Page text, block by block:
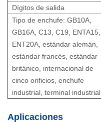
Dígitos de salida
Tipo de enchufe: GB10A,
GB16A, C13, C19, ENTA15,
ENT20A, estándar alemán,
estándar francés, estándar
británico, internacional de
cinco orificios, enchufe
industrial, terminal industrial
Aplicaciones